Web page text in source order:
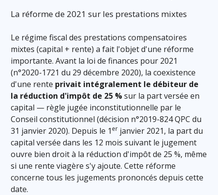
La réforme de 2021 sur les prestations mixtes
Le régime fiscal des prestations compensatoires
mixtes (capital + rente) a fait l'objet d'une réforme
importante. Avant la loi de finances pour 2021
(n°2020-1721 du 29 décembre 2020), la coexistence
d'une rente privait intégralement le débiteur de
la réduction d'impôt de 25 %sur la part versée en
capital — règle jugée inconstitutionnelle par le
Conseil constitutionnel (décision n°2019-824 QPC du
31 janvier 2020). Depuis le 1 er janvier 2021, la part du
capital versée dans les 12 mois suivant le jugement
ouvre bien droit à la réduction d'impôt de 25 %, même
si une rente viagère s'y ajoute. Cette réforme
concerne tous les jugements prononcés depuis cette
date.